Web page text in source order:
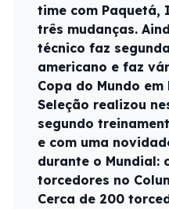
time com Paquetá,
três mudanças.
técnico faz
americano e faz
Copa do Mundo em
Seleção realizou
segundo
e com uma
durante o Mundial:
torcedores no
Cerca de 200